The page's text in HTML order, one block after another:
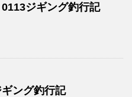
ジギング釣行記
ング釣行記